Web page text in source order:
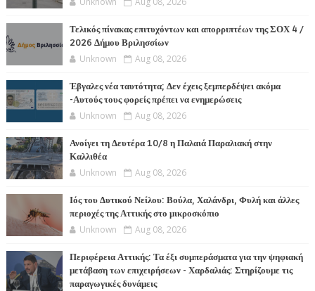
Τελικός πίνακας επιτυχόντων και απορριπτέων της ΣΟΧ 4 /
2026 Δήμου Βριλησσίων
Unknown Aug 08, 2026
Έβγαλες νέα ταυτότητα; Δεν έχεις ξεμπερδέψει ακόμα
-Αυτούς τους φορείς πρέπει να ενημερώσεις
Unknown Aug 08, 2026
Ανοίγει τη Δευτέρα 10/8 η Παλαιά Παραλιακή στην
Καλλιθέα
Unknown Aug 08, 2026
Ιός του Δυτικού Νείλου: Βούλα, Χαλάνδρι, Φυλή και άλλες
περιοχές της Αττικής στο μικροσκόπιο
Unknown Aug 08, 2026
Περιφέρεια Αττικής: Τα έξι συμπεράσματα για την ψηφιακή
μετάβαση των επιχειρήσεων - Χαρδαλιάς: Στηρίζουμε τις
παραγωγικές δυνάμεις